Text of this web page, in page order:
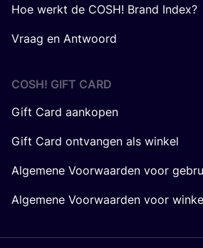
Hoe werkt de COSH! Brand Index?
Vraag en Antwoord
COSH! GIFT CARD
Gift Card aankopen
Gift Card ontvangen als winkel
Algemene Voorwaarden voor
Algemene Voorwaarden voor